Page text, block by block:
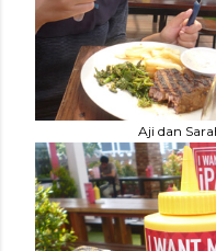
Aji dan